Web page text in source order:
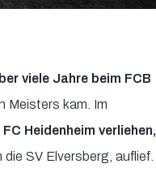
viele Jahre beim FCB
Meisters kam. Im
Heidenheim verliehen,
SV Elversberg, auflief.